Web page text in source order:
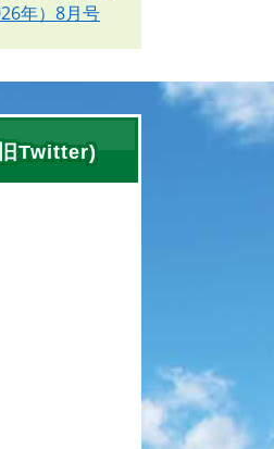
年）8月号
Twitter)